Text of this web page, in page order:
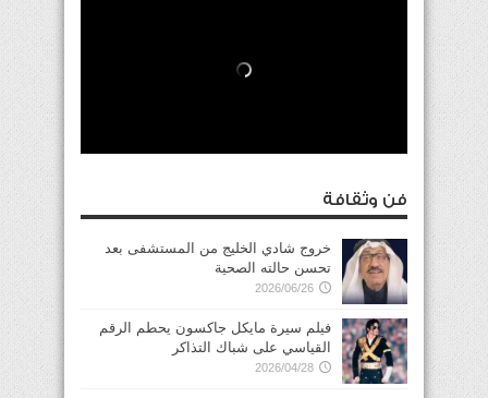
فن وثقافة
خروج شادي الخليج من المستشفى بعد
تحسن حالته الصحية
2026/06/26
فيلم سيرة مايكل جاكسون يحطم الرقم
القياسي على شباك التذاكر
2026/04/28